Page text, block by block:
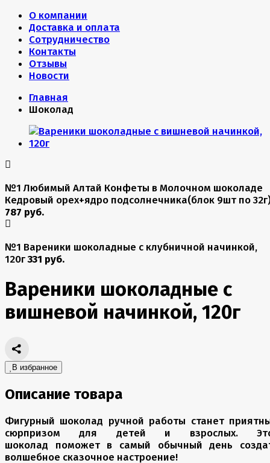
О компании
Доставка и оплата
Сотрудничество
Контакты
Отзывы
Новости
Главная
Шоколад
№1 Любимый Алтай Конфеты в Молочном шоколаде
Кедровый орех+ядро подсолнечника(блок 9шт по
787 руб.
№1 Вареники шоколадные с клубничной начинкой,
120г331 руб.
Вареники шоколадные с
вишневой начинкой, 120г
В избранное
Описание товара
Фигурный шоколад ручной работы станет
сюрпризом для детей и взрослых.
шоколад поможет в самый обычный день
волшебное сказочное настроение!